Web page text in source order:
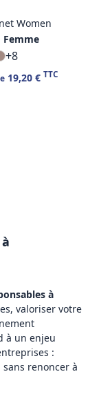
Women
Femme
+8
19,20 € TTC
à
valoriser votre
à un enjeu
:
renoncer à